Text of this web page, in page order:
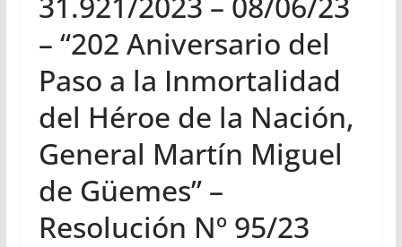
– “202 Aniversario del
Paso a la Inmortalidad
del Héroe de la Nación,
General Martín Miguel
de Güemes” –
Resolución Nº 95/23